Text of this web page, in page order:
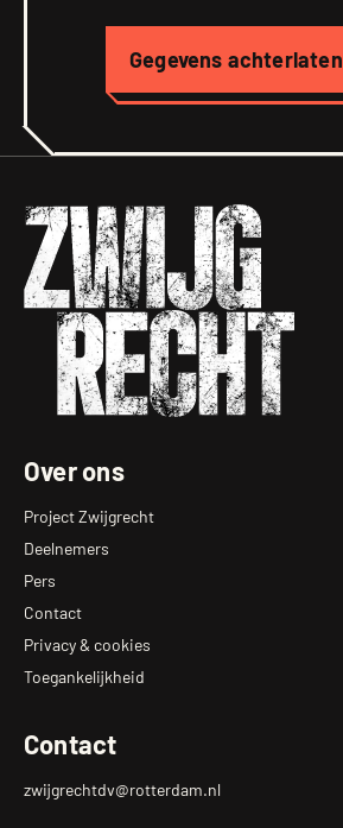
Gegevens achterlaten
Zwijgrecht
Over ons
Project Zwijgrecht
Deelnemers
Pers
Contact
Privacy & cookies
Toegankelijkheid
Contact
zwijgrechtdv@rotterdam.nl